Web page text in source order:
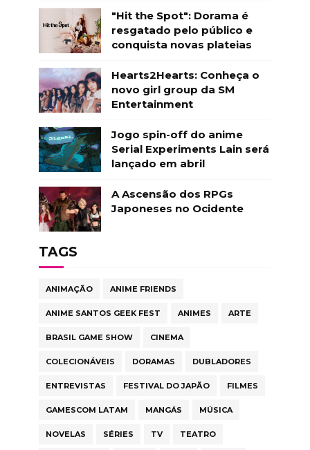
"Hit the Spot": Dorama é
resgatado pelo público e
conquista novas plateias
Hearts2Hearts: Conheça o
novo girl group da SM
Entertainment
Jogo spin-off do anime
Serial Experiments Lain será
lançado em abril
A Ascensão dos RPGs
Japoneses no Ocidente
TAGS
ANIMAÇÃO ANIME FRIENDS
ANIME SANTOS GEEK FEST ANIMES ARTE
BRASIL GAME SHOW CINEMA
COLECIONÁVEIS DORAMAS DUBLADORES
ENTREVISTAS FESTIVAL DO JAPÃO FILMES
GAMESCOM LATAM MANGÁS MÚSICA
NOVELAS SÉRIES TV TEATRO